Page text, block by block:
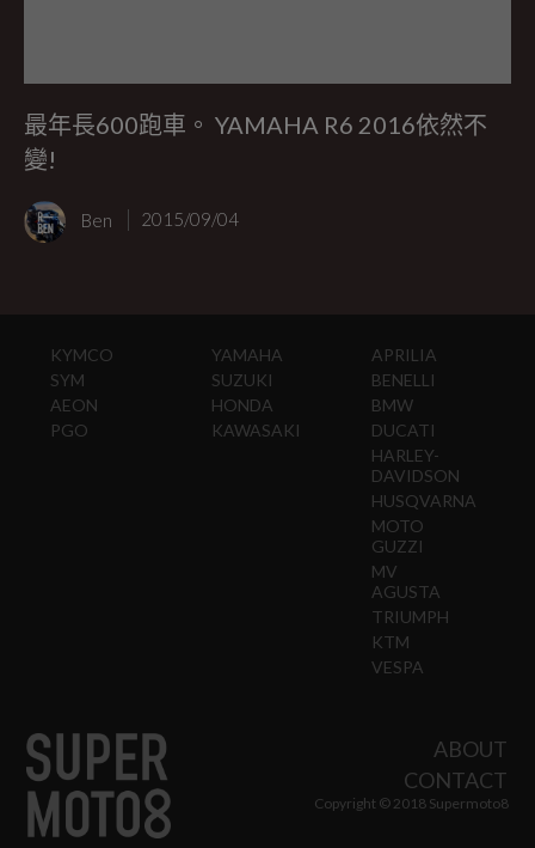
最年長600跑車。 YAMAHA R6 2016依然不
變!
Ben 2015/09/04
KYMCO
SYM
AEON
PGO
YAMAHA
SUZUKI
HONDA
KAWASAKI
APRILIA
BENELLI
BMW
DUCATI
HARLEY-
DAVIDSON
HUSQVARNA
MOTO
GUZZI
MV
AGUSTA
TRIUMPH
KTM
VESPA
ABOUT
CONTACT
Copyright © 2018 Supermoto8